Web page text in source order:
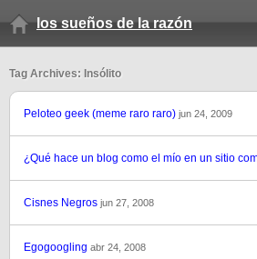
los sueños de la razón
Tag Archives: Insólito
Peloteo geek (meme raro raro) jun 24, 2009
¿Qué hace un blog como el mío en un sitio
Cisnes Negros jun 27, 2008
Egogoogling abr 24, 2008